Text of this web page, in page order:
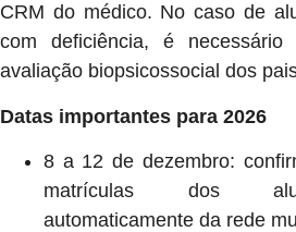
CRM do médico. No caso de
com deficiência, é necessário
avaliação biopsicossocial dos
Datas importantes para 2026
8 a 12 de dezembro:
matrículas dos
automaticamente da rede